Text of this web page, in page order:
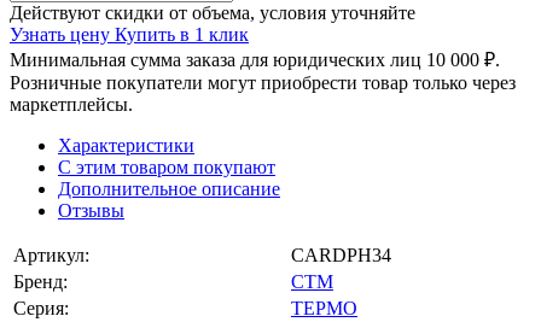
Действуют скидки от объема, условия уточняйте
Узнать цену Купить в 1 клик
Минимальная сумма заказа для юридических лиц 10 000 ₽.
Розничные покупатели могут приобрести товар только через
маркетплейсы.
Характеристики
С этим товаром покупают
Дополнительное описание
Отзывы
Артикул:
CARDPH34
Бренд:
СТМ
Серия:
ТЕРМО